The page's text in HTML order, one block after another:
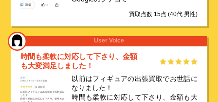
買取点数 15点 (40代 男性)
User Voice
時間も柔軟に対応して下さり、金額
も大変満足しました！
以前はフィギュアの出張買取でお世話に
なりました！
時間も柔軟に対応して下さり、金額も大